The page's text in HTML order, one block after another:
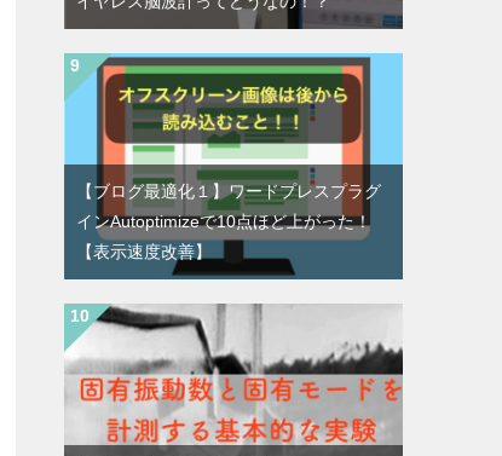
【ブログ最適化１】ワードプレスプラグ
インAutoptimizeで10点ほど上がった！
【表示速度改善】